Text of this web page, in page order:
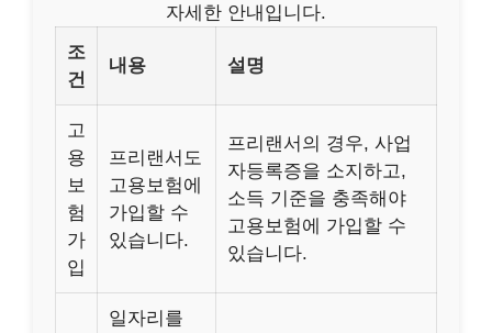
자세한 안내입니다.
조
건
내용 설명
고
용
보
험
가
입
프리랜서도
고용보험에
가입할 수
있습니다.
프리랜서의 경우, 사업
자등록증을 소지하고,
소득 기준을 충족해야
고용보험에 가입할 수
있습니다.
일자리를